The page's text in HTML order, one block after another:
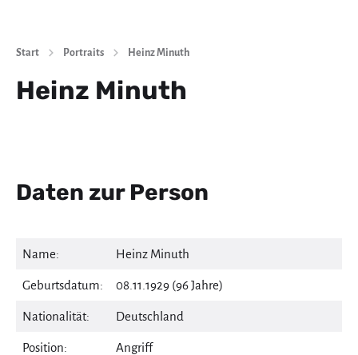
Start Portraits Heinz Minuth
Heinz Minuth
Daten zur Person
Name: Heinz Minuth
Geburtsdatum: 08.11.1929 (96 Jahre)
Nationalität: Deutschland
Position: Angriff